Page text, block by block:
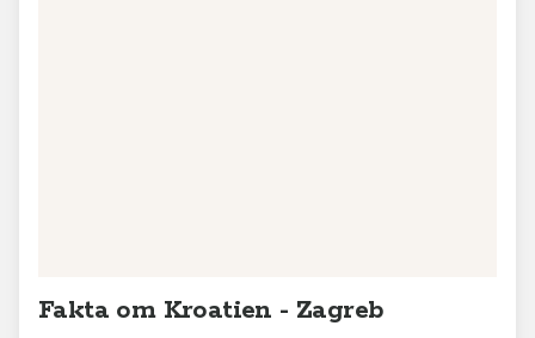
Fakta om Kroatien - Zagreb